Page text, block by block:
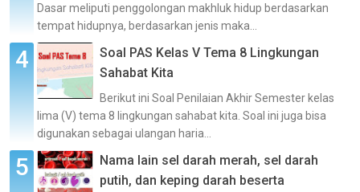
Dasar meliputi penggolongan makhluk hidup berdasarkan
tempat hidupnya, berdasarkan jenis maka...
Soal PAS Kelas V Tema 8 Lingkungan
Sahabat Kita
Berikut ini Soal Penilaian Akhir Semester kelas
lima (V) tema 8 lingkungan sahabat kita. Soal ini juga bisa
digunakan sebagai ulangan haria...
Nama lain sel darah merah, sel darah
putih, dan keping darah beserta